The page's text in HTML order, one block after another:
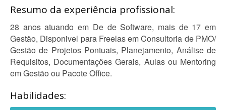
Resumo da experiência profissional:
28 anos atuando em De de Software, mais de 17 em
Gestão, Disponivel para Freelas em Consultoria de PMO/
Gestão de Projetos Pontuais, Planejamento, Análise de
Requisitos, Documentações Gerais, Aulas ou Mentoring
em Gestão ou Pacote Office.
Habilidades: